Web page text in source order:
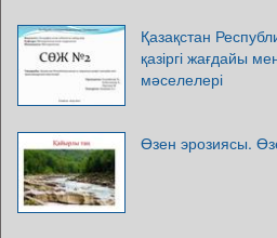
Қазақстан
қазіргі жағдайы
мәселелері
Өзен эрозиясы.